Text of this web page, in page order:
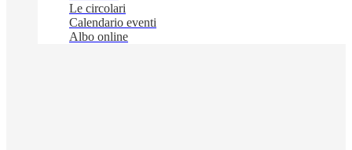
Le circolari
Calendario eventi
Albo online